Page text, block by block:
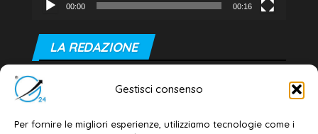
Gestisci consenso
Per fornire le migliori esperienze, utilizziamo tecnologie come i
00:00 00:16
LA REDAZIONE
Editore e direttore responsabile:
Dott. Daniele G. Masciullo
Email: redazione@galatina24.it